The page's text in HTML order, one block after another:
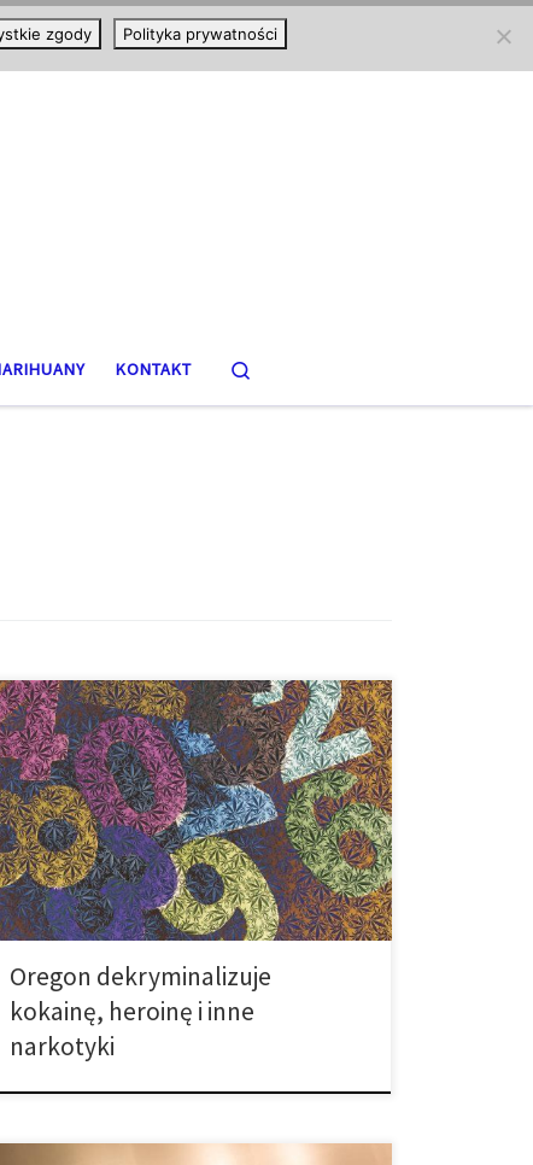
KONTAKT
zeszłym tygodniu Oregon wydał ustawę, która ma
zadanie zdekryminalizować posiadanie
takich jak kokaina, heroina i
Czy jest to mądry ruch ze strony
W zeszłym tygodniu prawodawcy z Oregonu
nad ustawa, która dekryminalizuje
narkotyków takich jak kokaina, heroina i
Pozwólcie, że wyjaśnimy: nie […]
Oregon dekryminalizuje
kokainę, heroinę i inne
narkotyki
zgody Polityka prywatności